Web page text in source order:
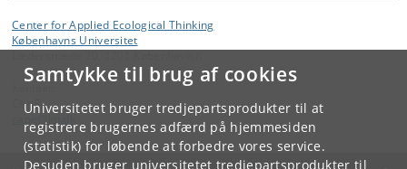
Samtykke til brug af cookies
Universitetet bruger tredjepartsprodukter til at
registrere brugernes adfærd på hjemmesiden
(statistik) for løbende at forbedre vores service.
Desuden bruger universitetet tredjepartsprodukter til
Center for Applied Ecological Thinking
Københavns Universitet
CApE